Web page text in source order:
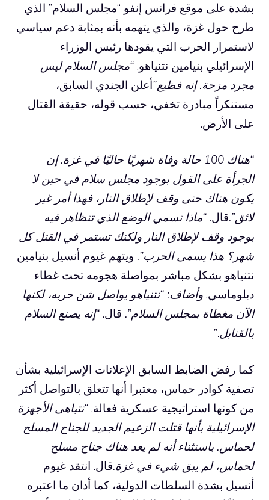
بشدة على موقع فرانس إنفو “مجلس السلام” الذي
طرح حول غزة، والذي يتهمه بأنه بمثابة دعم سياسي
لاستمرار الحرب التي يقودها رئيس الوزراء
الإسرائيلي بنيامين نتنياهو. “مجلس السلام ليس
مجرد مزحة. إنه فظيع”أعلن الجندي السابق،
مستنكراً مبادرة تخفي، حسب قوله، حقيقة القتال
على الأرض.
“هناك 100 حالة وفاة شهريًا حاليًا في غزة. إن
الجرأة على القول بوجود مجلس سلام في حين لا
يكون هناك حتى وقف لإطلاق النار، فهذا أمر غير
لائق”.قال. “ماذا تسمي الوضع الذي تتظاهر فيه
بوجود وقف لإطلاق النار ولكنك تستمر في القتل كل
شهر؟ هذا يسمى الحرب”. ويتهم غيوم أنسيل بنيامين
نتنياهو بشكل مباشر بمواصلة هجومه تحت غطاء
دبلوماسي. وأضاف: “نتنياهو يواصل شن حربه، لكنها
الآن مغطاة بمجلس السلام”. قال. “إنه يصنع السلام
بالقنابل.”
كما رفض الضابط السابق الإعلانات الإسرائيلية بشأن
تصفية كوادر حماس، معتبرا أنها تتعلق بالتواصل أكثر
من كونها استراتيجية عسكرية فعالة. “تتباهى الأجهزة
الإسرائيلية بأنها قتلت الزعيم الجديد للجناح المسلح
لحماس. باستثناء أنه لم يعد هناك جناح مسلح
لحماس، لم يبق شيء في غزة.قال. انتقد غيوم
أنسيل بشدة السلطات الدولية، كما أدان ما اعتبره